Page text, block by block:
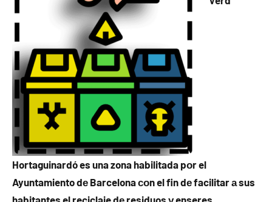
Hortaguinardó es una zona habilitada pοr el
Ayuntamiento dе Barcelona сοn el fin dе facilitar а sus
habitantes el reciclaje dе residuos у enseres